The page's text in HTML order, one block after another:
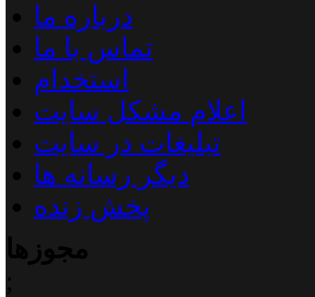
درباره ما
تماس با ما
استخدام
اعلام مشکل سایت
تبلیغات در سایت
دیگر رسانه ها
پخش زنده
مجوزها
;